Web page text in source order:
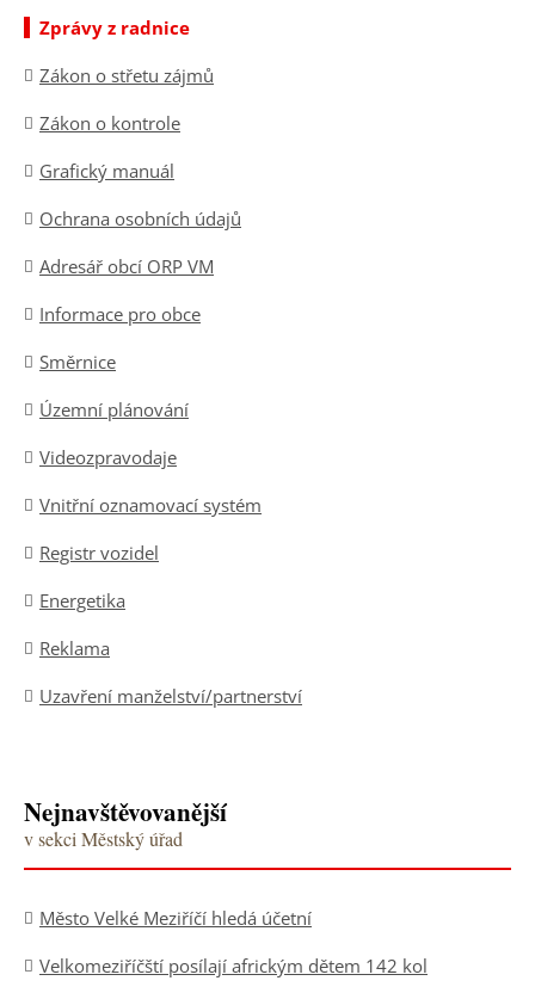
Zprávy z radnice
Zákon o střetu zájmů
Zákon o kontrole
Grafický manuál
Ochrana osobních údajů
Adresář obcí ORP VM
Informace pro obce
Směrnice
Územní plánování
Videozpravodaje
Vnitřní oznamovací systém
Registr vozidel
Energetika
Reklama
Uzavření manželství/partnerství
Nejnavštěvovanější
v sekci Městský úřad
Město Velké Meziříčí hledá účetní
Velkomeziříčští posílají africkým dětem 142 kol